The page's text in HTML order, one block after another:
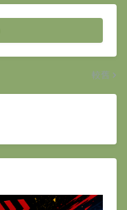
較舊